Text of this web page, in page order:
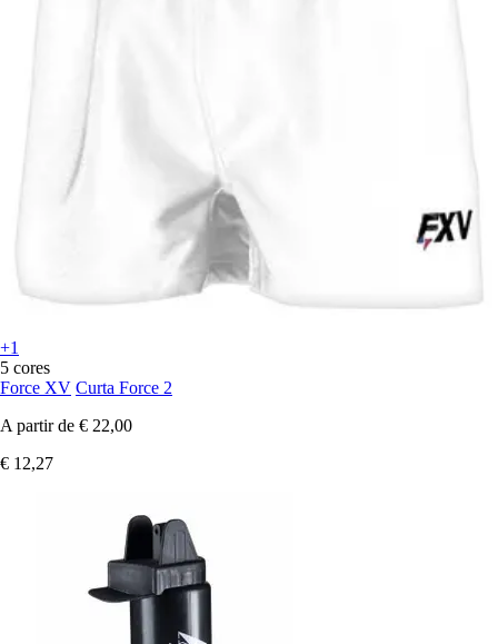
+1
5 cores
Force XV Curta Force 2
A partir de € 22,00
€ 12,27